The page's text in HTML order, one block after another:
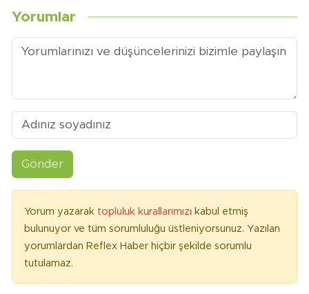
Yorumlar
Gönder
Yorum yazarak topluluk kurallarımızı kabul etmiş
bulunuyor ve tüm sorumluluğu üstleniyorsunuz. Yazılan
yorumlardan Reflex Haber hiçbir şekilde sorumlu
tutulamaz.